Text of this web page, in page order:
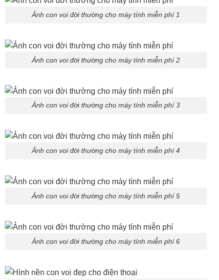
Ảnh con voi đời thường cho máy tính miễn phí 1
Ảnh con voi đời thường cho máy tính miễn phí 2
Ảnh con voi đời thường cho máy tính miễn phí 3
Ảnh con voi đời thường cho máy tính miễn phí 4
Ảnh con voi đời thường cho máy tính miễn phí 5
Ảnh con voi đời thường cho máy tính miễn phí 6